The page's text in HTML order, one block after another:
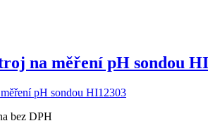
na měření pH sondou
bez DPH